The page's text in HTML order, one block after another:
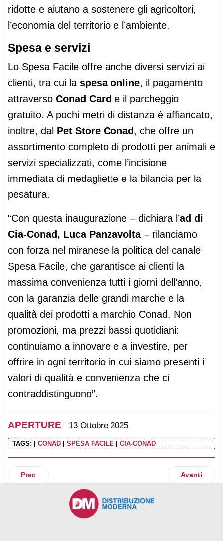
ridotte e aiutano a sostenere gli agricoltori,
l’economia del territorio e l’ambiente.
Spesa e servizi
Lo Spesa Facile offre anche diversi servizi ai
clienti, tra cui la spesa online, il pagamento
attraverso Conad Card e il parcheggio
gratuito. A pochi metri di distanza è affiancato,
inoltre, dal Pet Store Conad, che offre un
assortimento completo di prodotti per animali e
servizi specializzati, come l’incisione
immediata di medagliette e la bilancia per la
pesatura.
“Con questa inaugurazione – dichiara l’ad di
Cia-Conad, Luca Panzavolta– rilanciamo
con forza nel miranese la politica del canale
Spesa Facile, che garantisce ai clienti la
massima convenienza tutti i giorni dell’anno,
con la garanzia delle grandi marche e la
qualità dei prodotti a marchio Conad. Non
promozioni, ma prezzi bassi quotidiani:
continuiamo a innovare e a investire, per
offrire in ogni territorio in cui siamo presenti i
valori di qualità e convenienza che ci
contraddistinguono”.
APERTURE 13 Ottobre 2025
TAGS: CONAD SPESA FACILE CIA-CONAD
Articolo precedente: Esselunga arriva in Trentino-Alto
Prec Articolo
Avanti